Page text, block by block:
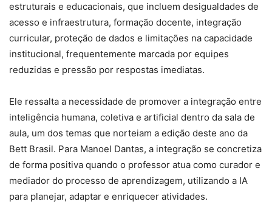
estruturais e educacionais, que incluem desigualdades de
acesso e infraestrutura, formação docente, integração
curricular, proteção de dados e limitações na capacidade
institucional, frequentemente marcada por equipes
reduzidas e pressão por respostas imediatas.
Ele ressalta a necessidade de promover a integração entre
inteligência humana, coletiva e artificial dentro da sala de
aula, um dos temas que norteiam a edição deste ano da
Bett Brasil. Para Manoel Dantas, a integração se concretiza
de forma positiva quando o professor atua como curador e
mediador do processo de aprendizagem, utilizando a IA
para planejar, adaptar e enriquecer atividades.